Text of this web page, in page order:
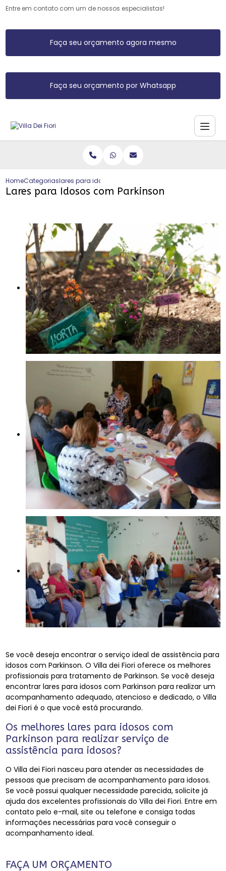
Entre em contato com um de nossos especialistas!
Faça seu orçamento agora mesmo
Faça seu orçamento por Whatsapp
HomeCategoriaslares para idosos com parkinson
Lares para Idosos com Parkinson
Se você deseja encontrar o serviço ideal de assistência para
idosos com Parkinson. O Villa dei Fiori oferece os melhores
profissionais para tratamento de Parkinson. Se você deseja
encontrar lares para idosos com Parkinson para realizar um
acompanhamento adequado, atencioso e dedicado, o Villa
dei Fiori é o que você está procurando.
Os melhores lares para idosos com
Parkinson para realizar serviço de
assistência para idosos?
O Villa dei Fiori nasceu para atender as necessidades de
pessoas que precisam de acompanhamento para idosos.
Se você possui qualquer necessidade parecida, solicite já
ajuda dos excelentes profissionais do Villa dei Fiori. Entre em
contato pelo e-mail, site ou telefone e consiga todas
informações necessárias para você conseguir o
acompanhamento ideal.
FAÇA UM ORÇAMENTO